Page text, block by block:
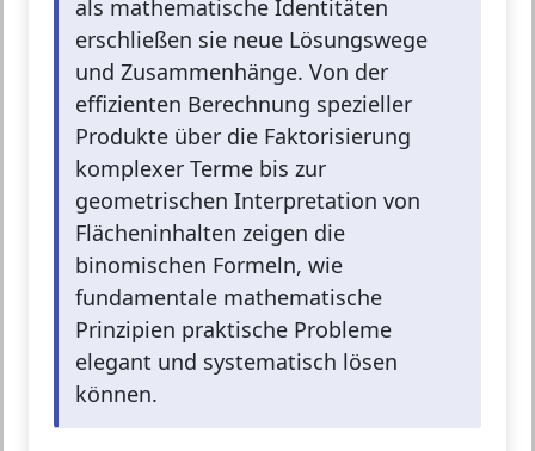
als mathematische Identitäten
erschließen sie neue Lösungswege
und Zusammenhänge. Von der
effizienten Berechnung spezieller
Produkte über die Faktorisierung
komplexer Terme bis zur
geometrischen Interpretation von
Flächeninhalten zeigen die
binomischen Formeln, wie
fundamentale mathematische
Prinzipien praktische Probleme
elegant und systematisch lösen
können.